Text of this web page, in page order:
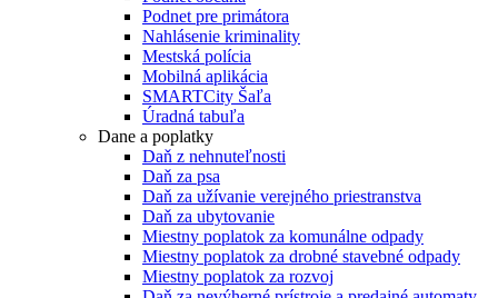
Podnet pre primátora
Nahlásenie kriminality
Mestská polícia
Mobilná aplikácia
SMARTCity Šaľa
Úradná tabuľa
Dane a poplatky
Daň z nehnuteľnosti
Daň za psa
Daň za užívanie verejného priestranstva
Daň za ubytovanie
Miestny poplatok za komunálne odpady
Miestny poplatok za drobné stavebné odpady
Miestny poplatok za rozvoj